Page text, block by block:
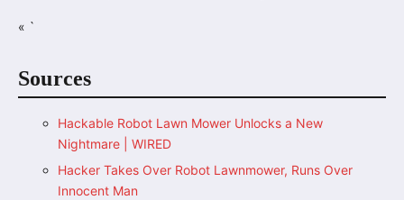
« `
Sources
Hackable Robot Lawn Mower Unlocks a New
Nightmare | WIRED
Hacker Takes Over Robot Lawnmower, Runs Over
Innocent Man